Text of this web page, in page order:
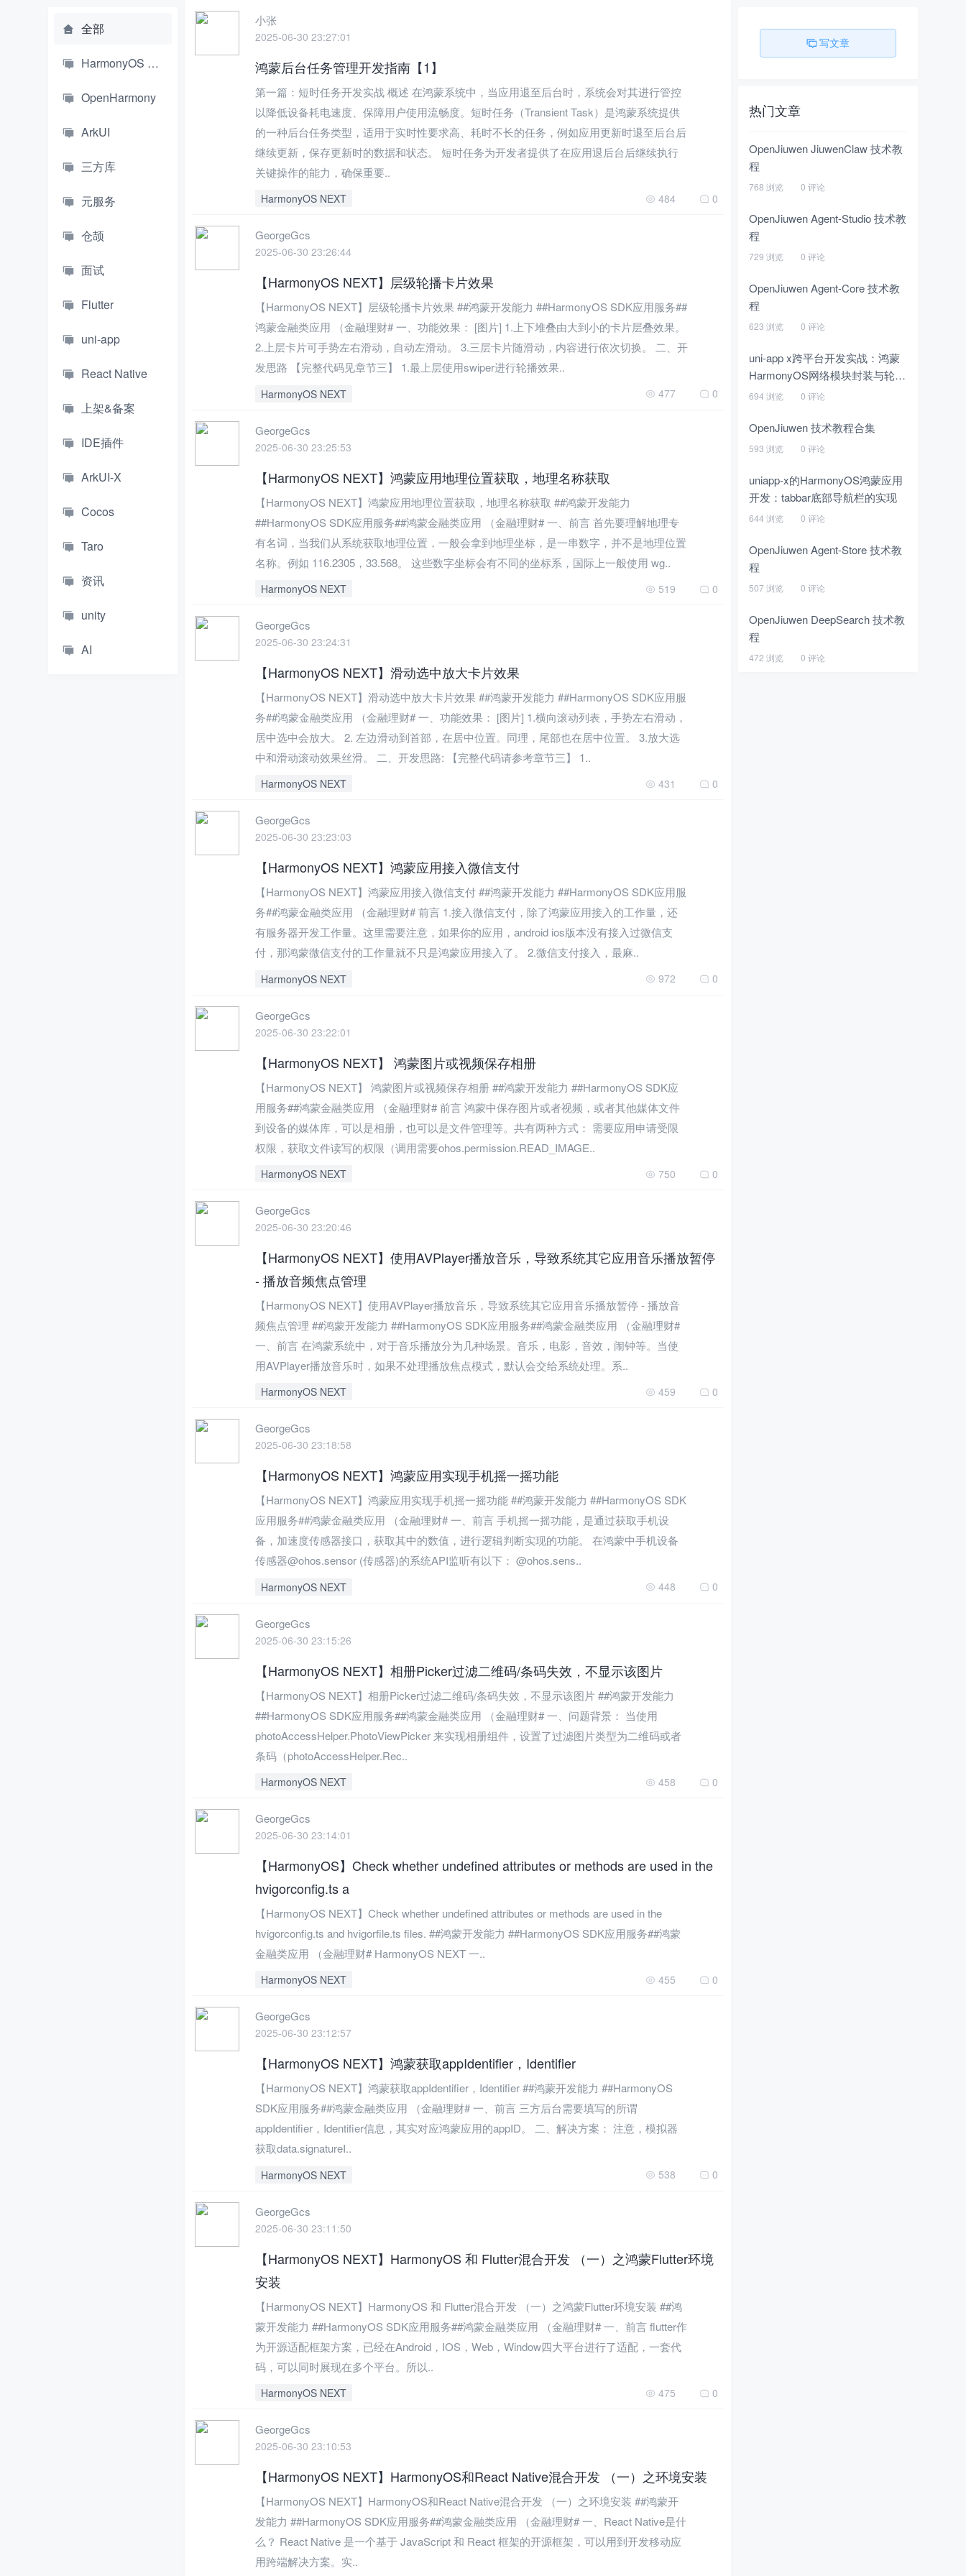
全部
HarmonyOS NEXT
OpenHarmony
ArkUI
三方库
元服务
仓颉
面试
Flutter
uni-app
React Native
上架&备案
IDE插件
ArkUI-X
Cocos
Taro
资讯
unity
AI
小张
2025-06-30 23:27:01
鸿蒙后台任务管理开发指南【1】
第一篇：短时任务开发实战 概述 在鸿蒙系统中，当应用退至后台时，系统会对其进行管控
以降低设备耗电速度、保障用户使用流畅度。短时任务（Transient Task）是鸿蒙系统提供
的一种后台任务类型，适用于实时性要求高、耗时不长的任务，例如应用更新时退至后台后
继续更新，保存更新时的数据和状态。 短时任务为开发者提供了在应用退后台后继续执行
关键操作的能力，确保重要..
HarmonyOS NEXT 484 0
GeorgeGcs
2025-06-30 23:26:44
【HarmonyOS NEXT】层级轮播卡片效果
【HarmonyOS NEXT】层级轮播卡片效果 ##鸿蒙开发能力 ##HarmonyOS SDK应用服务##
鸿蒙金融类应用 （金融理财# 一、功能效果： [图片] 1.上下堆叠由大到小的卡片层叠效果。
2.上层卡片可手势左右滑动，自动左滑动。 3.三层卡片随滑动，内容进行依次切换。 二、开
发思路 【完整代码见章节三】 1.最上层使用swiper进行轮播效果..
HarmonyOS NEXT 477 0
GeorgeGcs
2025-06-30 23:25:53
【HarmonyOS NEXT】鸿蒙应用地理位置获取，地理名称获取
【HarmonyOS NEXT】鸿蒙应用地理位置获取，地理名称获取 ##鸿蒙开发能力
##HarmonyOS SDK应用服务##鸿蒙金融类应用 （金融理财# 一、前言 首先要理解地理专
有名词，当我们从系统获取地理位置，一般会拿到地理坐标，是一串数字，并不是地理位置
名称。例如 116.2305，33.568。 这些数字坐标会有不同的坐标系，国际上一般使用 wg..
HarmonyOS NEXT 519 0
GeorgeGcs
2025-06-30 23:24:31
【HarmonyOS NEXT】滑动选中放大卡片效果
【HarmonyOS NEXT】滑动选中放大卡片效果 ##鸿蒙开发能力 ##HarmonyOS SDK应用服
务##鸿蒙金融类应用 （金融理财# 一、功能效果： [图片] 1.横向滚动列表，手势左右滑动，
居中选中会放大。 2. 左边滑动到首部，在居中位置。同理，尾部也在居中位置。 3.放大选
中和滑动滚动效果丝滑。 二、开发思路: 【完整代码请参考章节三】 1..
HarmonyOS NEXT 431 0
GeorgeGcs
2025-06-30 23:23:03
【HarmonyOS NEXT】鸿蒙应用接入微信支付
【HarmonyOS NEXT】鸿蒙应用接入微信支付 ##鸿蒙开发能力 ##HarmonyOS SDK应用服
务##鸿蒙金融类应用 （金融理财# 前言 1.接入微信支付，除了鸿蒙应用接入的工作量，还
有服务器开发工作量。这里需要注意，如果你的应用，android ios版本没有接入过微信支
付，那鸿蒙微信支付的工作量就不只是鸿蒙应用接入了。 2.微信支付接入，最麻..
HarmonyOS NEXT 972 0
GeorgeGcs
2025-06-30 23:22:01
【HarmonyOS NEXT】 鸿蒙图片或视频保存相册
【HarmonyOS NEXT】 鸿蒙图片或视频保存相册 ##鸿蒙开发能力 ##HarmonyOS SDK应
用服务##鸿蒙金融类应用 （金融理财# 前言 鸿蒙中保存图片或者视频，或者其他媒体文件
到设备的媒体库，可以是相册，也可以是文件管理等。共有两种方式： 需要应用申请受限
权限，获取文件读写的权限（调用需要ohos.permission.READ_IMAGE..
HarmonyOS NEXT 750 0
GeorgeGcs
2025-06-30 23:20:46
【HarmonyOS NEXT】使用AVPlayer播放音乐，导致系统其它应用音乐播放暂停
- 播放音频焦点管理
【HarmonyOS NEXT】使用AVPlayer播放音乐，导致系统其它应用音乐播放暂停 - 播放音
频焦点管理 ##鸿蒙开发能力 ##HarmonyOS SDK应用服务##鸿蒙金融类应用 （金融理财#
一、前言 在鸿蒙系统中，对于音乐播放分为几种场景。音乐，电影，音效，闹钟等。当使
用AVPlayer播放音乐时，如果不处理播放焦点模式，默认会交给系统处理。系..
HarmonyOS NEXT 459 0
GeorgeGcs
2025-06-30 23:18:58
【HarmonyOS NEXT】鸿蒙应用实现手机摇一摇功能
【HarmonyOS NEXT】鸿蒙应用实现手机摇一摇功能 ##鸿蒙开发能力 ##HarmonyOS SDK
应用服务##鸿蒙金融类应用 （金融理财# 一、前言 手机摇一摇功能，是通过获取手机设
备，加速度传感器接口，获取其中的数值，进行逻辑判断实现的功能。 在鸿蒙中手机设备
传感器@ohos.sensor (传感器)的系统API监听有以下： @ohos.sens..
HarmonyOS NEXT 448 0
GeorgeGcs
2025-06-30 23:15:26
【HarmonyOS NEXT】相册Picker过滤二维码/条码失效，不显示该图片
【HarmonyOS NEXT】相册Picker过滤二维码/条码失效，不显示该图片 ##鸿蒙开发能力
##HarmonyOS SDK应用服务##鸿蒙金融类应用 （金融理财# 一、问题背景： 当使用
photoAccessHelper.PhotoViewPicker 来实现相册组件，设置了过滤图片类型为二维码或者
条码（photoAccessHelper.Rec..
HarmonyOS NEXT 458 0
GeorgeGcs
2025-06-30 23:14:01
【HarmonyOS】Check whether undefined attributes or methods are used in the
hvigorconfig.ts a
【HarmonyOS NEXT】Check whether undefined attributes or methods are used in the
hvigorconfig.ts and hvigorfile.ts files. ##鸿蒙开发能力 ##HarmonyOS SDK应用服务##鸿蒙
金融类应用 （金融理财# HarmonyOS NEXT 一..
HarmonyOS NEXT 455 0
GeorgeGcs
2025-06-30 23:12:57
【HarmonyOS NEXT】鸿蒙获取appIdentifier，Identifier
【HarmonyOS NEXT】鸿蒙获取appIdentifier，Identifier ##鸿蒙开发能力 ##HarmonyOS
SDK应用服务##鸿蒙金融类应用 （金融理财# 一、前言 三方后台需要填写的所谓
appIdentifier，Identifier信息，其实对应鸿蒙应用的appID。 二、解决方案： 注意，模拟器
获取data.signatureI..
HarmonyOS NEXT 538 0
GeorgeGcs
2025-06-30 23:11:50
【HarmonyOS NEXT】HarmonyOS 和 Flutter混合开发 （一）之鸿蒙Flutter环境
安装
【HarmonyOS NEXT】HarmonyOS 和 Flutter混合开发 （一）之鸿蒙Flutter环境安装 ##鸿
蒙开发能力 ##HarmonyOS SDK应用服务##鸿蒙金融类应用 （金融理财# 一、前言 flutter作
为开源适配框架方案，已经在Android，IOS，Web，Window四大平台进行了适配，一套代
码，可以同时展现在多个平台。所以..
HarmonyOS NEXT 475 0
GeorgeGcs
2025-06-30 23:10:53
【HarmonyOS NEXT】HarmonyOS和React Native混合开发 （一）之环境安装
【HarmonyOS NEXT】HarmonyOS和React Native混合开发 （一）之环境安装 ##鸿蒙开
发能力 ##HarmonyOS SDK应用服务##鸿蒙金融类应用 （金融理财# 一、React Native是什
么？ React Native 是一个基于 JavaScript 和 React 框架的开源框架，可以用到开发移动应
用跨端解决方案。实..
写文章
热门文章
OpenJiuwen JiuwenClaw 技术教
程
768 浏览 0 评论
OpenJiuwen Agent-Studio 技术教
程
729 浏览 0 评论
OpenJiuwen Agent-Core 技术教
程
623 浏览 0 评论
uni-app x跨平台开发实战：鸿蒙
HarmonyOS网络模块封装与轮播
图实现
694 浏览 0 评论
OpenJiuwen 技术教程合集
593 浏览 0 评论
uniapp-x的HarmonyOS鸿蒙应用
开发：tabbar底部导航栏的实现
644 浏览 0 评论
OpenJiuwen Agent-Store 技术教
程
507 浏览 0 评论
OpenJiuwen DeepSearch 技术教
程
472 浏览 0 评论